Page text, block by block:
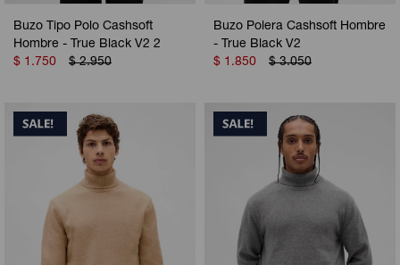
Buzo Tipo Polo Cashsoft
Hombre - True Black V2 2
$ 1.750 $ 2.950
Buzo Polera Cashsoft Hombre
- True Black V2
$ 1.850 $ 3.050